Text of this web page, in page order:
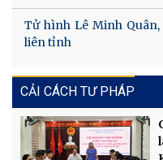
Tử hình Lê Minh
liên tỉnh
CẢI CÁCH TƯ PHÁP